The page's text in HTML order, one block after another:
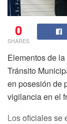
0
SHARES
Elementos de
Tránsito
en posesión de
vigilancia en el
Los oficiales se